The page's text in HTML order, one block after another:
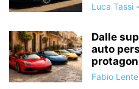
Luca Tassi -
Dalle
auto
Fabio Lente